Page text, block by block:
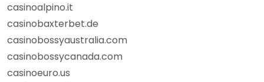
casinoalpino.it
casinobaxterbet.de
casinobossyaustralia.com
casinobossycanada.com
casinoeuro.us